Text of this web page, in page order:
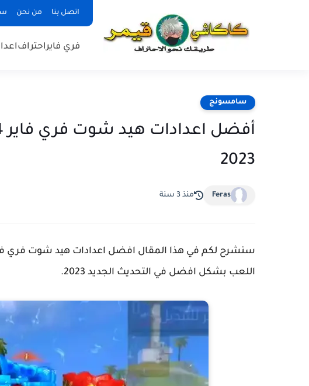
اتصل بنا من نحن
فري فايراحتراف
سامسونج
2023
Feras منذ 3 سنة
اللعب بشكل افضل في التحديث الجديد 2023.